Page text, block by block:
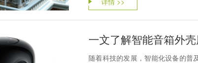
一文了解智能音箱外
随着科技的发展，智能化设备的普